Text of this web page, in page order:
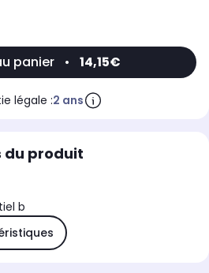
panier • 14,15€
légale :2 ans
du produit
b